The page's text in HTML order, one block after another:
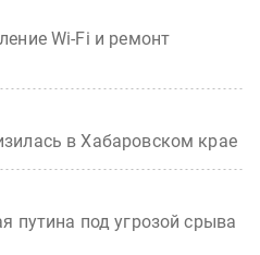
Wi-Fi и ремонт
в Хабаровском крае
путина под угрозой срыва